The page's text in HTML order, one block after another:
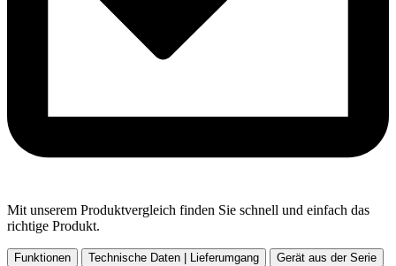
Mit unserem Produktvergleich finden Sie schnell und einfach das
richtige Produkt.
Funktionen Technische Daten | Lieferumgang Gerät aus der Serie